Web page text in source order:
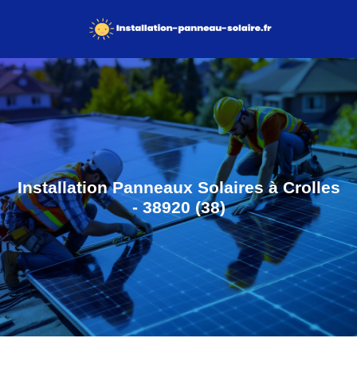
Installation Panneaux Solaires à Crolles
- 38920 (38)